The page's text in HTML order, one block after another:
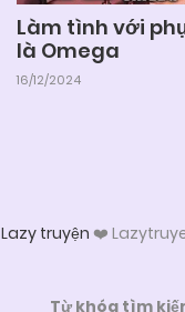
Làm tình với
là Omega
16/12/2024
Lazy truyện ❤️
Từ khóa tìm